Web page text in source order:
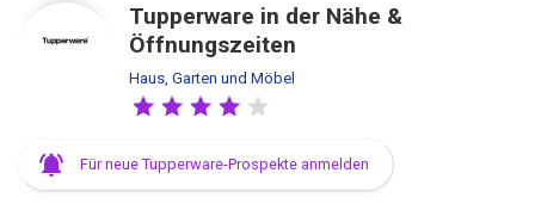
Tupperware in der Nähe &
Öffnungszeiten
Haus, Garten und Möbel
Für neue Tupperware-Prospekte anmelden